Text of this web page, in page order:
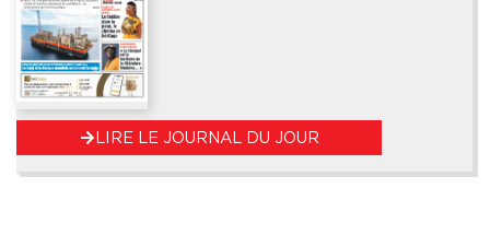
LIRE LE JOURNAL DU JOUR